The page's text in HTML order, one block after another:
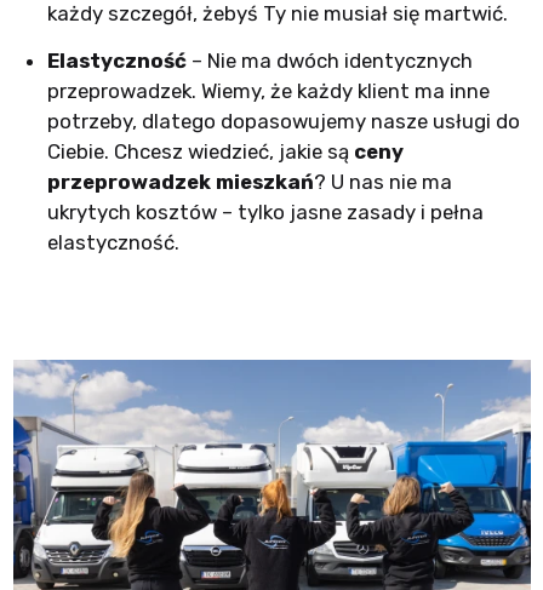
każdy szczegół, żebyś Ty nie musiał się martwić.
Elastyczność– Nie ma dwóch identycznych
przeprowadzek. Wiemy, że każdy klient ma inne
potrzeby, dlatego dopasowujemy nasze usługi do
Ciebie. Chcesz wiedzieć, jakie są ceny
przeprowadzek mieszkań? U nas nie ma
ukrytych kosztów – tylko jasne zasady i pełna
elastyczność.